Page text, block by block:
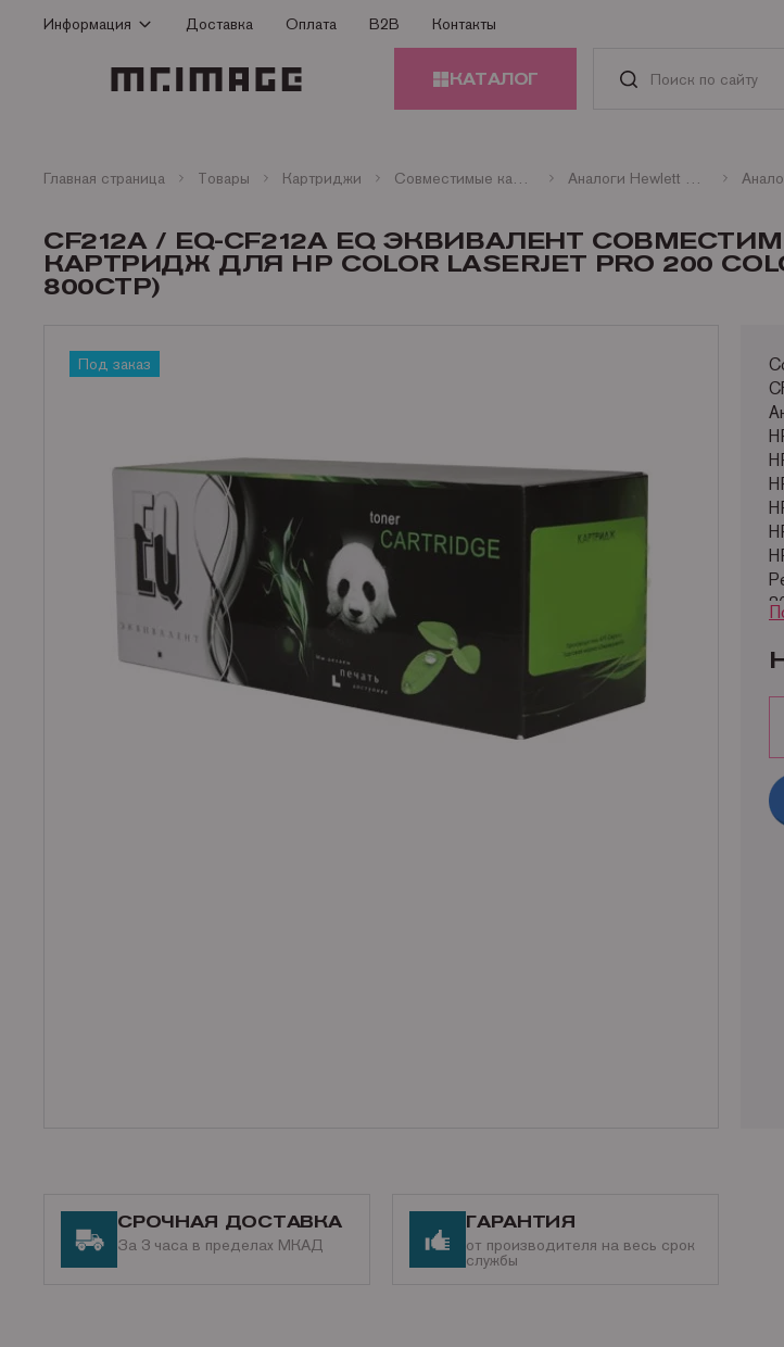
Информация
Доставка
Сертификаты
Контакты
Статьи
Доставка Оплата B2B Контакты
КАТАЛОГ
ПРИНАДЛЕЖНОСТИ
Главная страница Товары Картриджи Совместимые картриджи Аналоги Hewlett Packard
CF212A / EQ-CF212A EQ ЭКВИВАЛЕНТ
КАРТРИДЖ ДЛЯ HP COLOR LASERJET PRO 200
800СТР)
Под заказ
СРОЧНАЯ ДОСТАВКА
За 3 часа в пределах МКАД
ГАРАНТИЯ
от производителя на весь срок
службы